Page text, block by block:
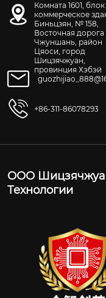
Комната 1601, блок
коммерческое
Биньцзян, № 158,
Восточная дорога
Чжуншань, район
Цяоси, город
Шицзячжуан,
провинция Хэбэй
+86-311-86078293
ООО
Технологии